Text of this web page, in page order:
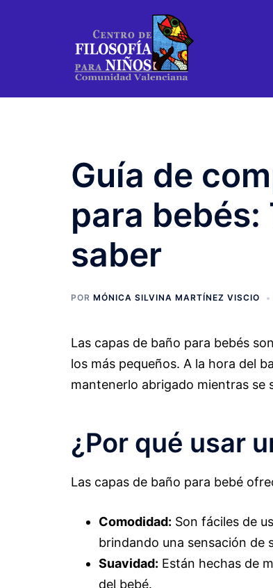
Guía de
para
saber
POR MÓNICA SILVINA MARTÍNEZ VISCIO
Las capas de baño para bebés
los más pequeños. A la hora del
mantenerlo abrigado mientras se
¿Por qué usar
Las capas de baño para bebé
Comodidad: Son fáciles de
brindando una sensación de
Suavidad: Están hechas de
del bebé.